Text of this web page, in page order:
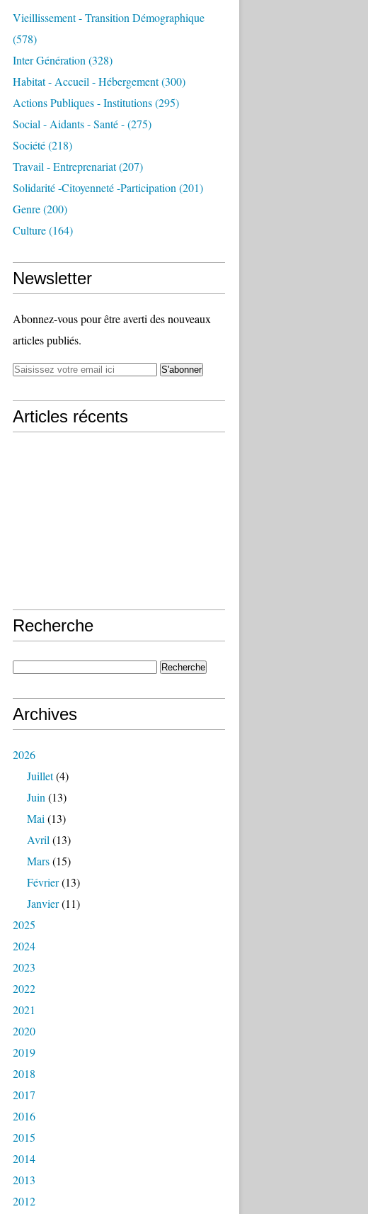
Vieillissement - Transition Démographique
(578)
Inter Génération (328)
Habitat - Accueil - Hébergement(300)
Actions Publiques - Institutions(295)
Social - Aidants - Santé -(275)
Société(218)
Travail - Entreprenariat(207)
Solidarité -citoyenneté -participation (201)
Genre(200)
Culture(164)
Newsletter
Abonnez-vous pour être averti des nouveaux
articles publiés.
Articles récents
Recherche
Archives
2026
Juillet(4)
Juin (13)
Mai (13)
Avril (13)
Mars(15)
Février(13)
Janvier(11)
2025
2024
2023
2022
2021
2020
2019
2018
2017
2016
2015
2014
2013
2012